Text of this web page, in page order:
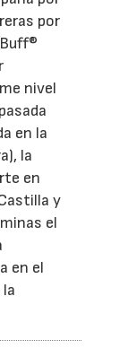
por
nivel
en la
la
en
y
el
en el